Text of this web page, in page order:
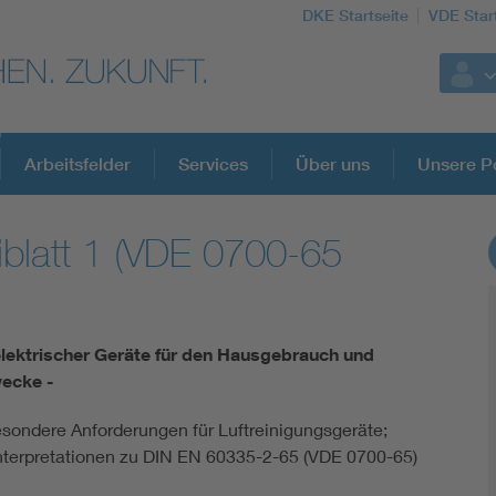
DKE Startseite VDE
DKE Fachinformationen im Kontext der
Cybersecurity in der Industrieautomatisierung
Arbeitsfelder Services Über uns Unsere
1 (VDE 0700-65
Geräte für den Hausgebrauch und
-
Anforderungen für Luftreinigungsgeräte;
zu DIN EN 60335-2-65 (VDE 0700-65)